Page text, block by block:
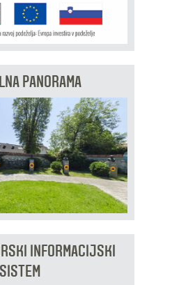
PANORAMA
INFORMACIJSKI
SISTEM